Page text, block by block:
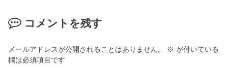
コメントを残す
メールアドレスが公開されることはありません。 ※ が付いている
欄は必須項目です